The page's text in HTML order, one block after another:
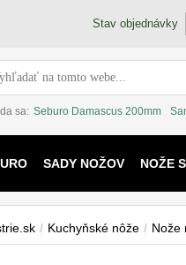
Stav objednávky
sa: Seburo Damascus 200mm
SADY NOŽOV NOŽE
/ Kuchyňské nôže / Nože